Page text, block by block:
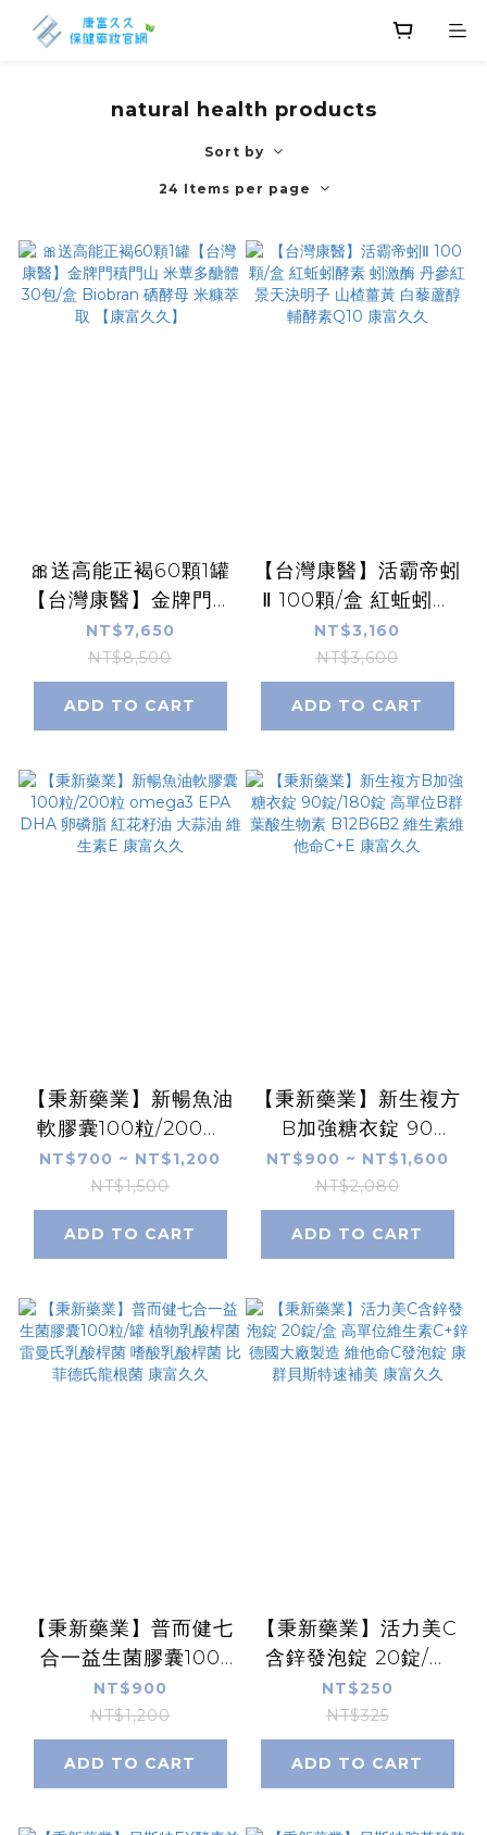
natural health products
Sort by
24 Items per page
🎀送高能正褐60顆1罐
【台灣康醫】金牌門積
門山 米蕈多醣體30包/
盒 ​Biobran 硒酵母
米糠萃取 【康富久
久】
NT$7,650
NT$8,500
ADD TO CART
【台灣康醫】活霸帝蚓
Ⅱ 100顆/盒 紅蚯蚓酵
素 蚓激酶 丹參紅景天
決明子 山楂薑黃 白藜
蘆醇 輔酵素Q10 康富
久久
NT$3,160
NT$3,600
ADD TO CART
【秉新藥業】新暢魚油
軟膠囊100粒/200粒
omega3 EPA DHA
卵磷脂 紅花籽油 大蒜
油 維生素E 康富久久
NT$700 ~ NT$1,200
NT$1,500
ADD TO CART
【秉新藥業】新生複方
B加強糖衣錠 90
錠/180錠 高單位B群
葉酸生物素 B12B6B2
維生素維他命C+E 康
富久久
NT$900 ~ NT$1,600
NT$2,080
ADD TO CART
【秉新藥業】普而健七
合一益生菌膠囊100
粒/罐 植物乳酸桿菌 雷
曼氏乳酸桿菌 嗜酸乳
酸桿菌 比菲德氏龍根
菌 康富久久
NT$900
NT$1,200
ADD TO CART
【秉新藥業】活力美C
含鋅發泡錠 20錠/盒
高單位維生素C+鋅 德
國大廠製造 維他命C
發泡錠 康群貝斯特速
補美 康富久久
NT$250
NT$325
ADD TO CART